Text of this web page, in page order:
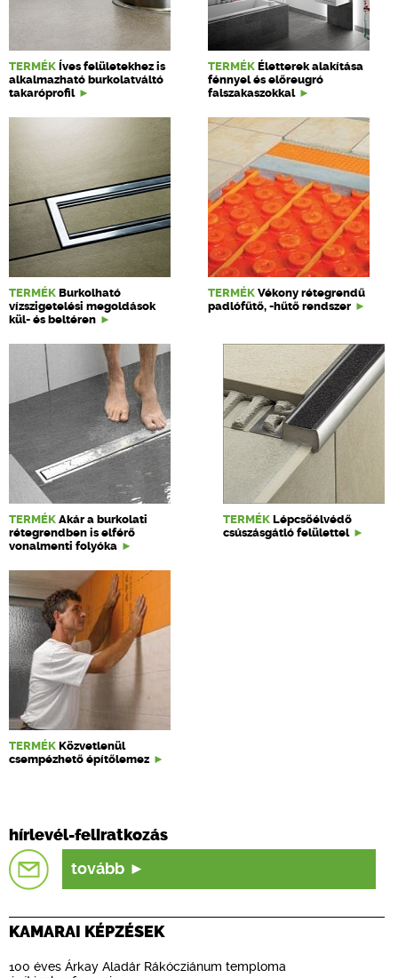
TERMÉK Íves felületekhez is
alkalmazható burkolatváltó
takaróprofil
TERMÉK Életterek alakítása
fénnyel és előreugró
falszakaszokkal
TERMÉK Burkolható
vízszigetelési megoldások
kül- és beltéren
TERMÉK Vékony rétegrendű
padlófűtő, -hűtő rendszer
TERMÉK Akár a burkolati
rétegrendben is elférő
vonalmenti folyóka
TERMÉK Lépcsőélvédő
csúszásgátló felülettel
TERMÉK Közvetlenül
csempézhető építőlemez
hírlevél-feliratkozás
tovább
KAMARAI KÉPZÉSEK
100 éves Árkay Aladár Rákócziánum temploma